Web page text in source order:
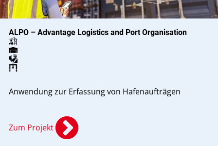
ALPO – Advantage Logistics and Port Organisation
Anwendung zur Erfassung von Hafenaufträgen
Zum Projekt